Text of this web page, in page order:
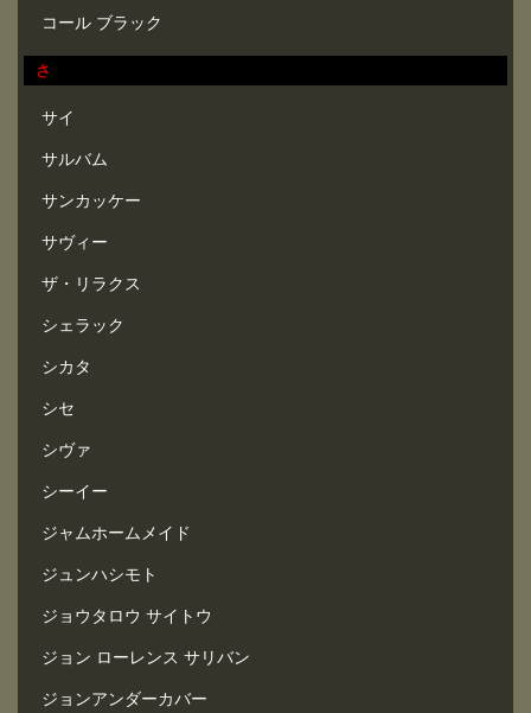
コール ブラック
さ
サイ
サルバム
サンカッケー
サヴィー
ザ・リラクス
シェラック
シカタ
シセ
シヴァ
シーイー
ジャムホームメイド
ジュンハシモト
ジョウタロウ サイトウ
ジョン ローレンス サリバン
ジョンアンダーカバー